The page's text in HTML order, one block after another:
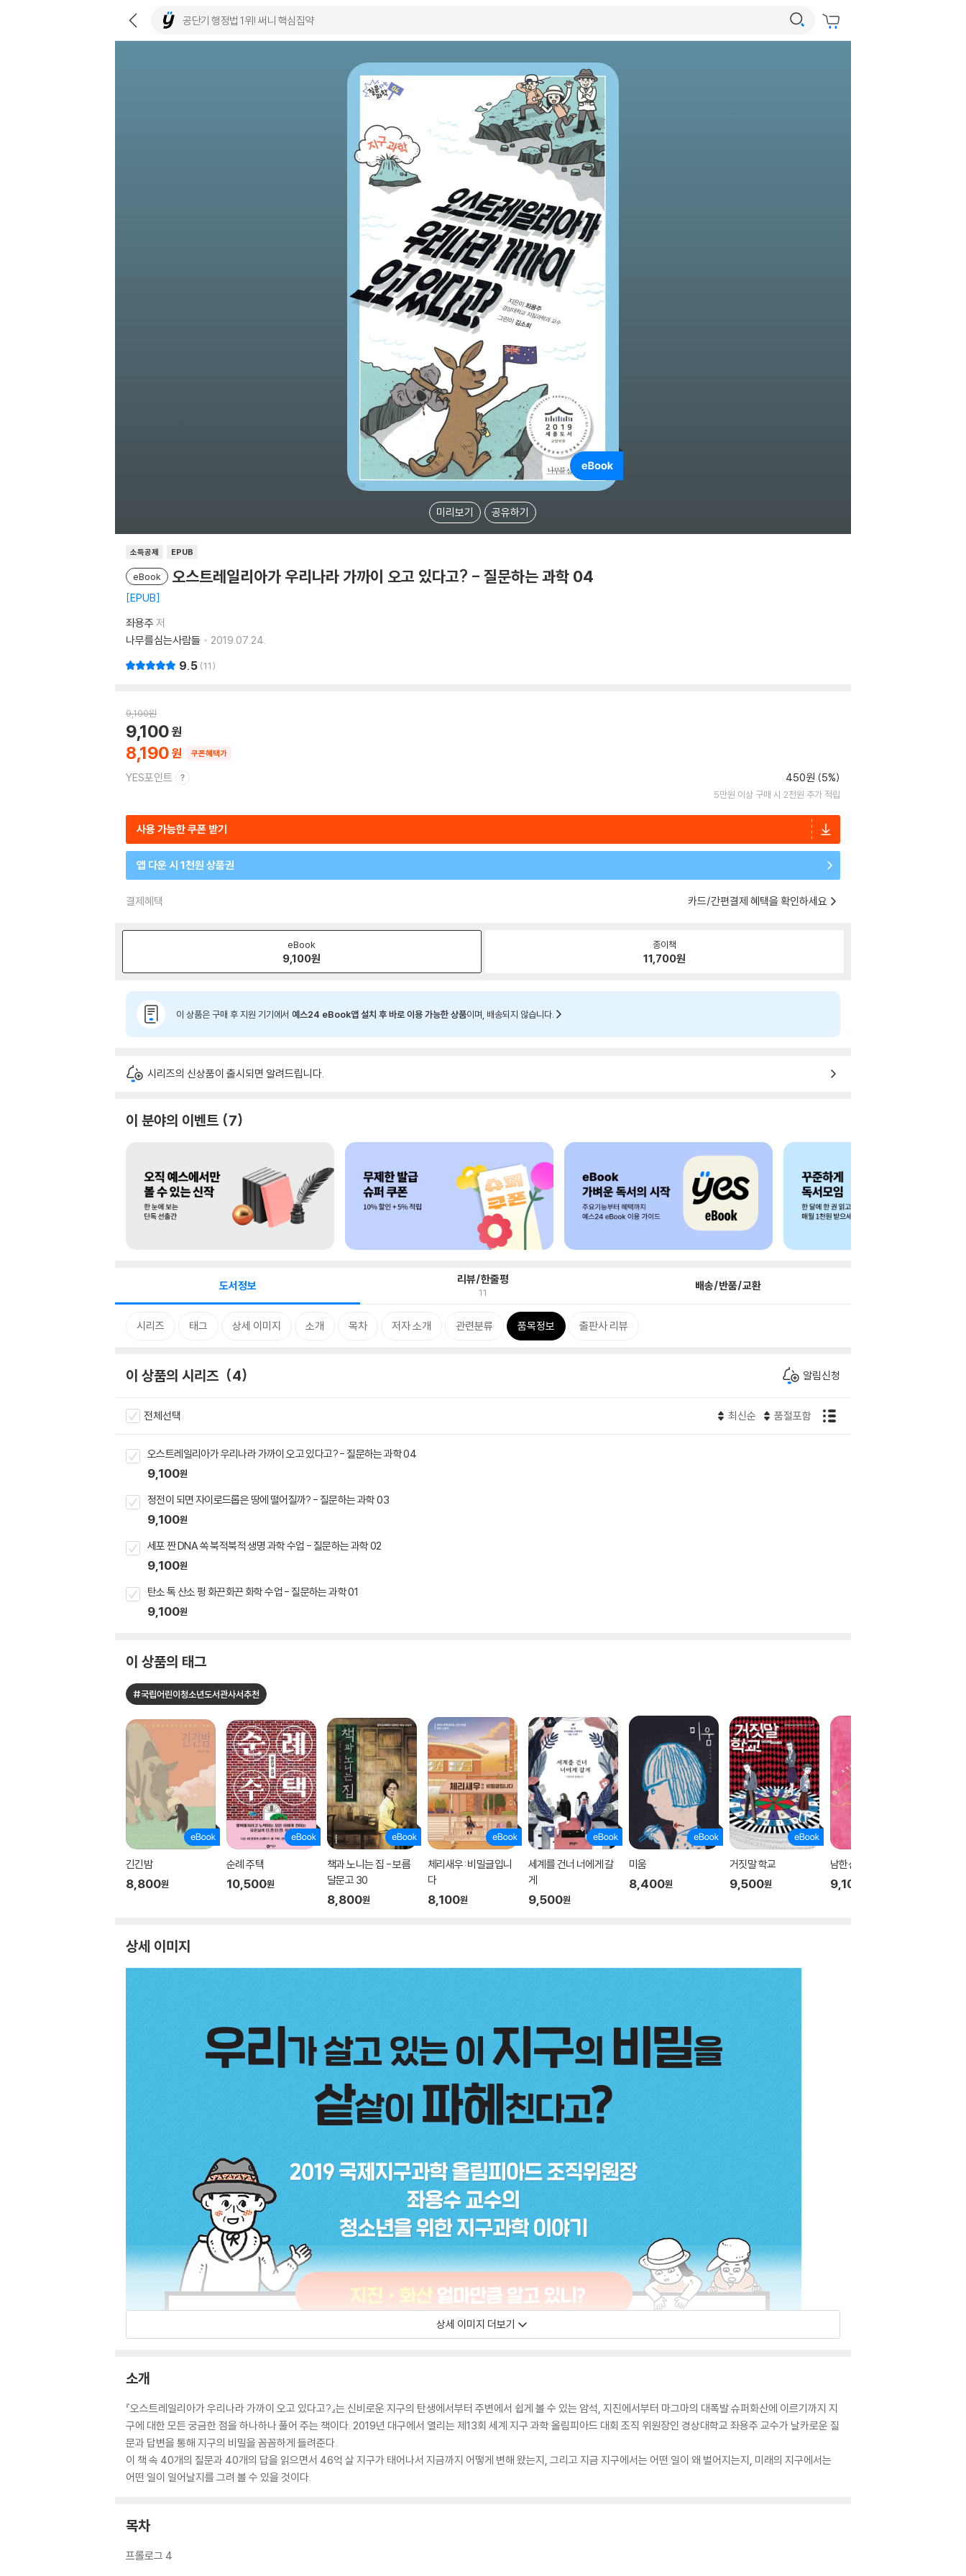
미리보기 공유하기
소득공제 EPUB
eBook 오스트레일리아가 우리나라 가까이 오고 있다고? - 질문하는 과학 04
EPUB
좌용주 저
나무를심는사람들
2019.07.24.
9.5 11
9,100원
8,190
9,100
쿠폰혜택가
YES포인트 450원 (5%)
5만원 이상 구매 시 2천원 추가 적립
사용 가능한 쿠폰 받기
앱 다운 시 1천원 상품권
결제혜택 카드/간편결제 혜택을 확인하세요
eBook
9,100원
종이책
11,700원
이 상품은 구매 후 지원 기기에서 예스24 eBook앱 설치 후 바로 이용 가능한 상품이며, 배송되지 않습니다.
시리즈의 신상품이 출시되면 알려드립니다.
이 분야의 이벤트 7
도서정보 리뷰/한줄평
11 배송/반품/교환
시리즈 태그 상세 이미지 소개 목차 저자 소개 관련분류 품목정보 출판사 리뷰
이 상품의 시리즈 4 알림신청
전체선택 최신순 품절포함
오스트레일리아가 우리나라 가까이 오고 있다고? - 질문하는 과학 04
9,100원
정전이 되면 자이로드롭은 땅에 떨어질까? - 질문하는 과학 03
9,100원
세포 짠 DNA 쏙 북적북적 생명 과학 수업 - 질문하는 과학 02
9,100원
탄소 톡 산소 펑 화끈화끈 화학 수업 - 질문하는 과학 01
9,100원
이 상품의 태그
#국립어린이청소년도서관사서추천
긴긴밤
8,800원
순례 주택
10,500원
책과 노니는 집 - 보름
달문고 30
8,800원
체리새우: 비밀글입니
다
8,100원
세계를 건너 너에게 갈
게
9,500원
미움
8,400원
거짓말 학교
9,500원
남한산성
9,100
상세 이미지
상세 이미지 더보기
소개
『오스트레일리아가 우리나라 가까이 오고 있다고?』는 신비로운 지구의 탄생에서부터 주변에서 쉽게 볼 수 있는 암석, 지진에서부터 마그마의 대폭발 슈퍼화산에 이르기까지 지
구에 대한 모든 궁금한 점을 하나하나 풀어 주는 책이다. 2019년 대구에서 열리는 제13회 세계 지구 과학 올림피아드 대회 조직 위원장인 경상대학교 좌용주 교수가 날카로운 질
문과 답변을 통해 지구의 비밀을 꼼꼼하게 들려준다.
이 책 속 40개의 질문과 40개의 답을 읽으면서 46억 살 지구가 태어나서 지금까지 어떻게 변해 왔는지, 그리고 지금 지구에서는 어떤 일이 왜 벌어지는지, 미래의 지구에서는
어떤 일이 일어날지를 그려 볼 수 있을 것이다.
목차
프롤로그 4